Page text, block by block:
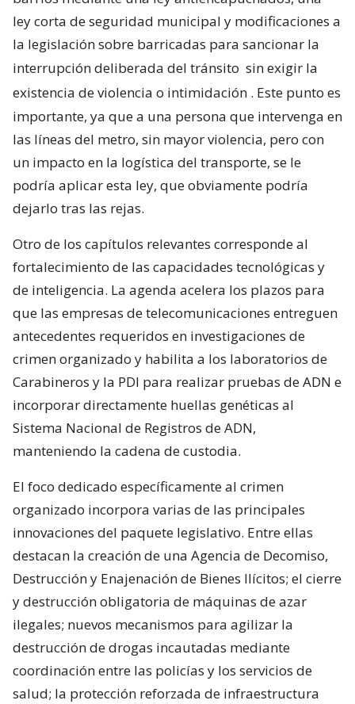
ley corta de seguridad municipal y modificaciones a
la legislación sobre barricadas para sancionar la
interrupción deliberada del tránsito sin exigir la
existencia de violencia o intimidación . Este punto es
importante, ya que a una persona que intervenga en
las líneas del metro, sin mayor violencia, pero con
un impacto en la logística del transporte, se le
podría aplicar esta ley, que obviamente podría
dejarlo tras las rejas.
Otro de los capítulos relevantes corresponde al
fortalecimiento de las capacidades tecnológicas y
de inteligencia. La agenda acelera los plazos para
que las empresas de telecomunicaciones entreguen
antecedentes requeridos en investigaciones de
crimen organizado y habilita a los laboratorios de
Carabineros y la PDI para realizar pruebas de ADN e
incorporar directamente huellas genéticas al
Sistema Nacional de Registros de ADN,
manteniendo la cadena de custodia.
El foco dedicado específicamente al crimen
organizado incorpora varias de las principales
innovaciones del paquete legislativo. Entre ellas
destacan la creación de una Agencia de Decomiso,
Destrucción y Enajenación de Bienes Ilícitos; el cierre
y destrucción obligatoria de máquinas de azar
ilegales; nuevos mecanismos para agilizar la
destrucción de drogas incautadas mediante
coordinación entre las policías y los servicios de
salud; la protección reforzada de infraestructura